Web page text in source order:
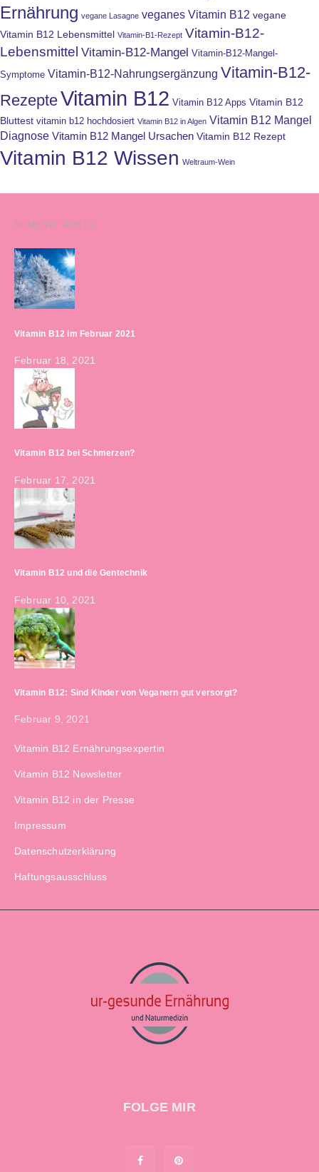
Ernährung vegane Lasagne veganes Vitamin B12 vegane
Vitamin B12 Lebensmittel Vitamin-B1-Rezept Vitamin-B12-
Lebensmittel Vitamin-B12-Mangel Vitamin-B12-Mangel-
Symptome Vitamin-B12-Nahrungsergänzung Vitamin-B12-
RezepteVitamin B12 Vitamin B12 Apps Vitamin B12
Bluttest vitamin b12 hochdosiert Vitamin B12 in Algen Vitamin B12 Mangel
Diagnose Vitamin B12 Mangel Ursachen Vitamin B12 Rezept
Vitamin B12 Wissen Weltraum-Wein
NEUESTE POSTS
Vitamin B12 im Februar 2021
Februar 18, 2021
Vitamin B12 bei Schmerzen?
Februar 17, 2021
Vitamin B12 und die Gentechnik
Februar 10, 2021
Vitamin B12: Sind Kinder von Veganern gut versorgt?
Februar 9, 2021
Vitamin B12 Ernährungsexpertin
Vitamin B12 Newsletter
Vitamin B12 in der Presse
Impressum
Datenschutzerklärung
Haftungsausschluss
FOLGE MIR